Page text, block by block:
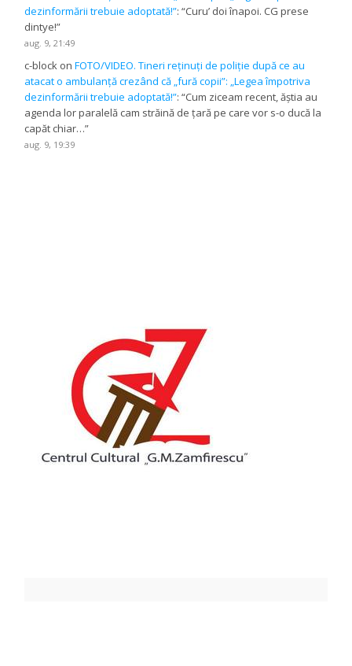
dezinformării trebuie adoptată!”: “Curu’ doi înapoi. CG prese
dintye!”
aug. 9, 21:49
c-block onFOTO/VIDEO. Tineri reținuți de poliție după ce au
atacat o ambulanță crezând că „fură copii”: „Legea împotriva
dezinformării trebuie adoptată!”: “Cum ziceam recent, ăștia au
agenda lor paralelă cam străină de țară pe care vor s-o ducă la
capăt chiar…”
aug. 9, 19:39